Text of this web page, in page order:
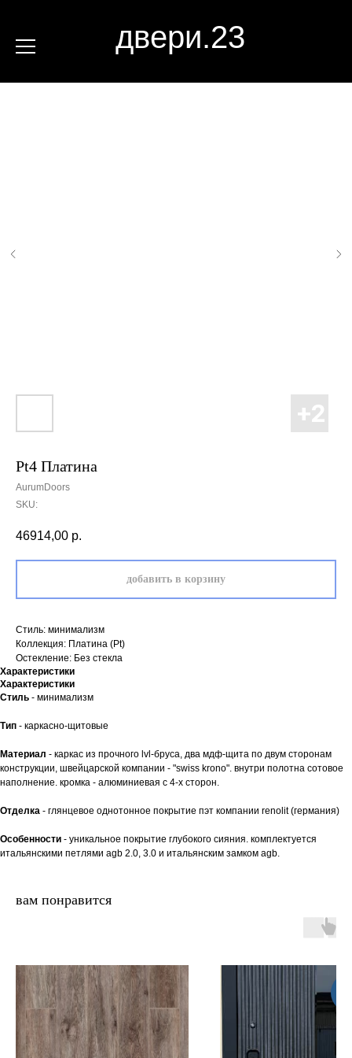
двери.23
Pt4 Платина
AurumDoors
SKU:
46914,00 р.
добавить в корзину
Стиль: минимализм
Коллекция: Платина (Pt)
Остекление: Без стекла
Характеристики
Характеристики
Стиль - минимализм
Тип - каркасно-щитовые
Материал - каркас из прочного lvl-бруса, два мдф-щита по двум сторонам
конструкции, швейцарской компании - "swiss krono". внутри полотна сотовое
наполнение. кромка - aлюминиевая с 4-х сторон.
Отделка - глянцевое однотонное покрытие пэт компании renolit (германия)
Особенности - уникальное покрытие глубокого сияния. комплектуется
итальянскими петлями agb 2.0, 3.0 и итальянским замком agb.
вам понравится